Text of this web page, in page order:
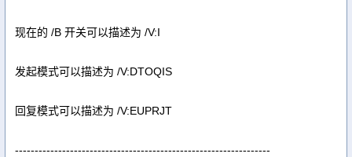
现在的 /B 开关可以描述为 /V:I
发起模式可以描述为 /V:DTOQIS
回复模式可以描述为 /V:EUPRJT
-----------------------------------------------------------------